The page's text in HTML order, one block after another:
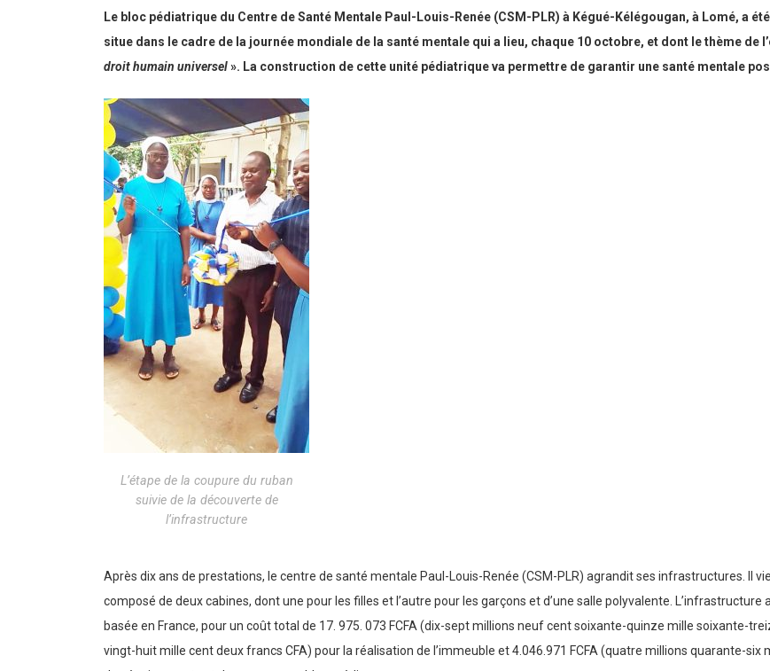
Le bloc pédiatrique du Centre de Santé Mentale Paul-Louis-Renée (CSM-PLR) à Kégué-Kélégougan, à Lomé, a
situe dans le cadre de la journée mondiale de la santé mentale qui a lieu, chaque 10 octobre, et dont le thème de
droit humain universel». La construction de cette unité pédiatrique va permettre de garantir une santé mentale
L’étape de la coupure du ruban
suivie de la découverte de
l’infrastructure
Après dix ans de prestations, le centre de santé mentale Paul-Louis-Renée (CSM-PLR) agrandit ses infrastructures. Il
composé de deux cabines, dont une pour les filles et l’autre pour les garçons et d’une salle polyvalente. L’infrastructure
basée en France, pour un coût total de 17. 975. 073 FCFA (dix-sept millions neuf cent soixante-quinze mille soixante-
vingt-huit mille cent deux francs CFA) pour la réalisation de l’immeuble et 4.046.971 FCFA (quatre millions quarante-